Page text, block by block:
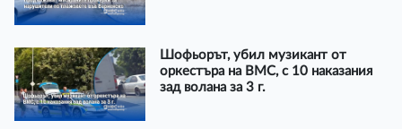
Шофьорът, убил музикант от
оркестъра на ВМС, с 10 наказания
зад волана за 3 г.